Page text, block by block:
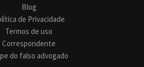
Blog
de Privacidade
Termos de uso
Correspondente
do falso advogado